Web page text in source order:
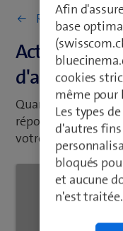
Retourner à
Activer ou
d'appel
Quand le signal
répondre à un
votre appel en
Afin
base
cookies
même pour
Les types
d'autres
bloqués
et aucune
n'est traitée.